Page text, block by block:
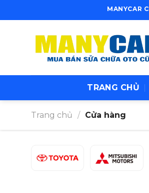
to
MANYCAR
TRANG CHỦ
Trang chủ / Cửa hàng